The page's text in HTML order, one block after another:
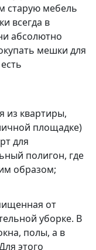
старую мебель
всегда в
абсолютно
мешки для
из квартиры,
площадке)
для
полигон, где
образом;
от
уборке. В
полы, а в
этого